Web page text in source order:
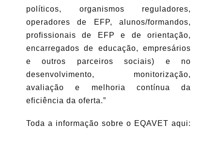
políticos, organismos reguladores,
operadores de EFP, alunos/formandos,
profissionais de EFP e de orientação,
encarregados de educação, empresários
e outros parceiros sociais) e no
desenvolvimento, monitorização,
avaliação e melhoria contínua da
eficiência da oferta.”
Toda a informação sobre o EQAVET aqui: